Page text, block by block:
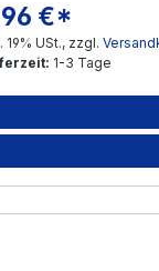
Preis:
€*
19% USt., zzgl.
1-3 Tage